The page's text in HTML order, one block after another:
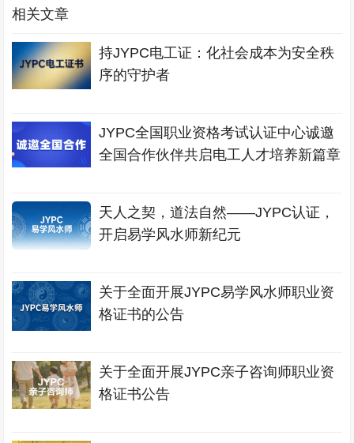
相关文章
持JYPC电工证：化社会成本为安全秩
序的守护者
JYPC全国职业资格考试认证中心诚邀
全国合作伙伴共启电工人才培养新篇章
天人之契，道法自然——JYPC认证，
开启易学风水师新纪元
关于全面开展JYPC易学风水师职业资
格证书的公告
关于全面开展JYPC亲子咨询师职业资
格证书公告